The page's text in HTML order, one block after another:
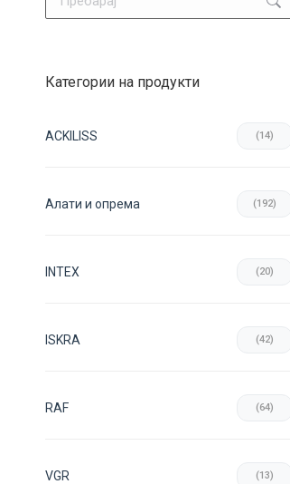
Категории на продукти
ACKILISS (14)
Aлати и опрема (192)
INTEX (20)
ISKRA (42)
RAF (64)
VGR (13)